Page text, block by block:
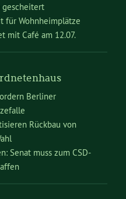
gescheitert
für Wohnheimplätze
mit Café am 12.07.
Berliner
Rückbau von
Senat muss zum CSD-